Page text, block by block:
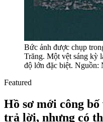
Bức ảnh được chụp
Trăng. Một vệt sáng kỳ
độ lớn đặc biệt. Nguồn:
Featured
Hồ sơ mới công
trả lời, nhưng có